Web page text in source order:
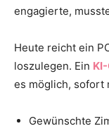
engagierte,
Heute reicht ein
loszulegen. Ein
es möglich, sofort
Gewünschte